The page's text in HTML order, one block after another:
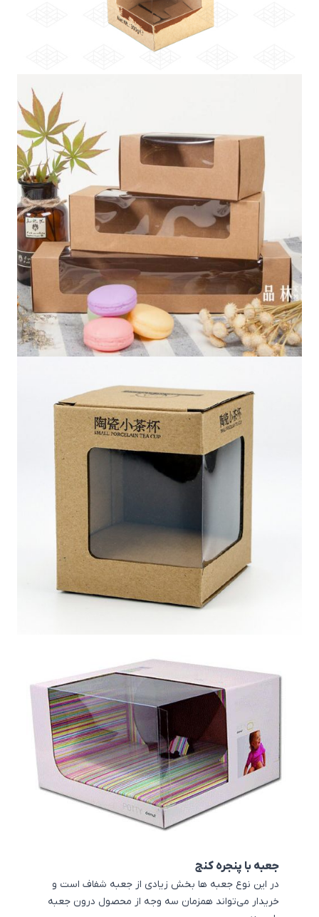
جعبه با پنجره کنج
در این نوع جعبه ها بخش زیادی از جعبه شفاف است و
خریدار می‌تواند همزمان سه وجه از محصول درون جعبه